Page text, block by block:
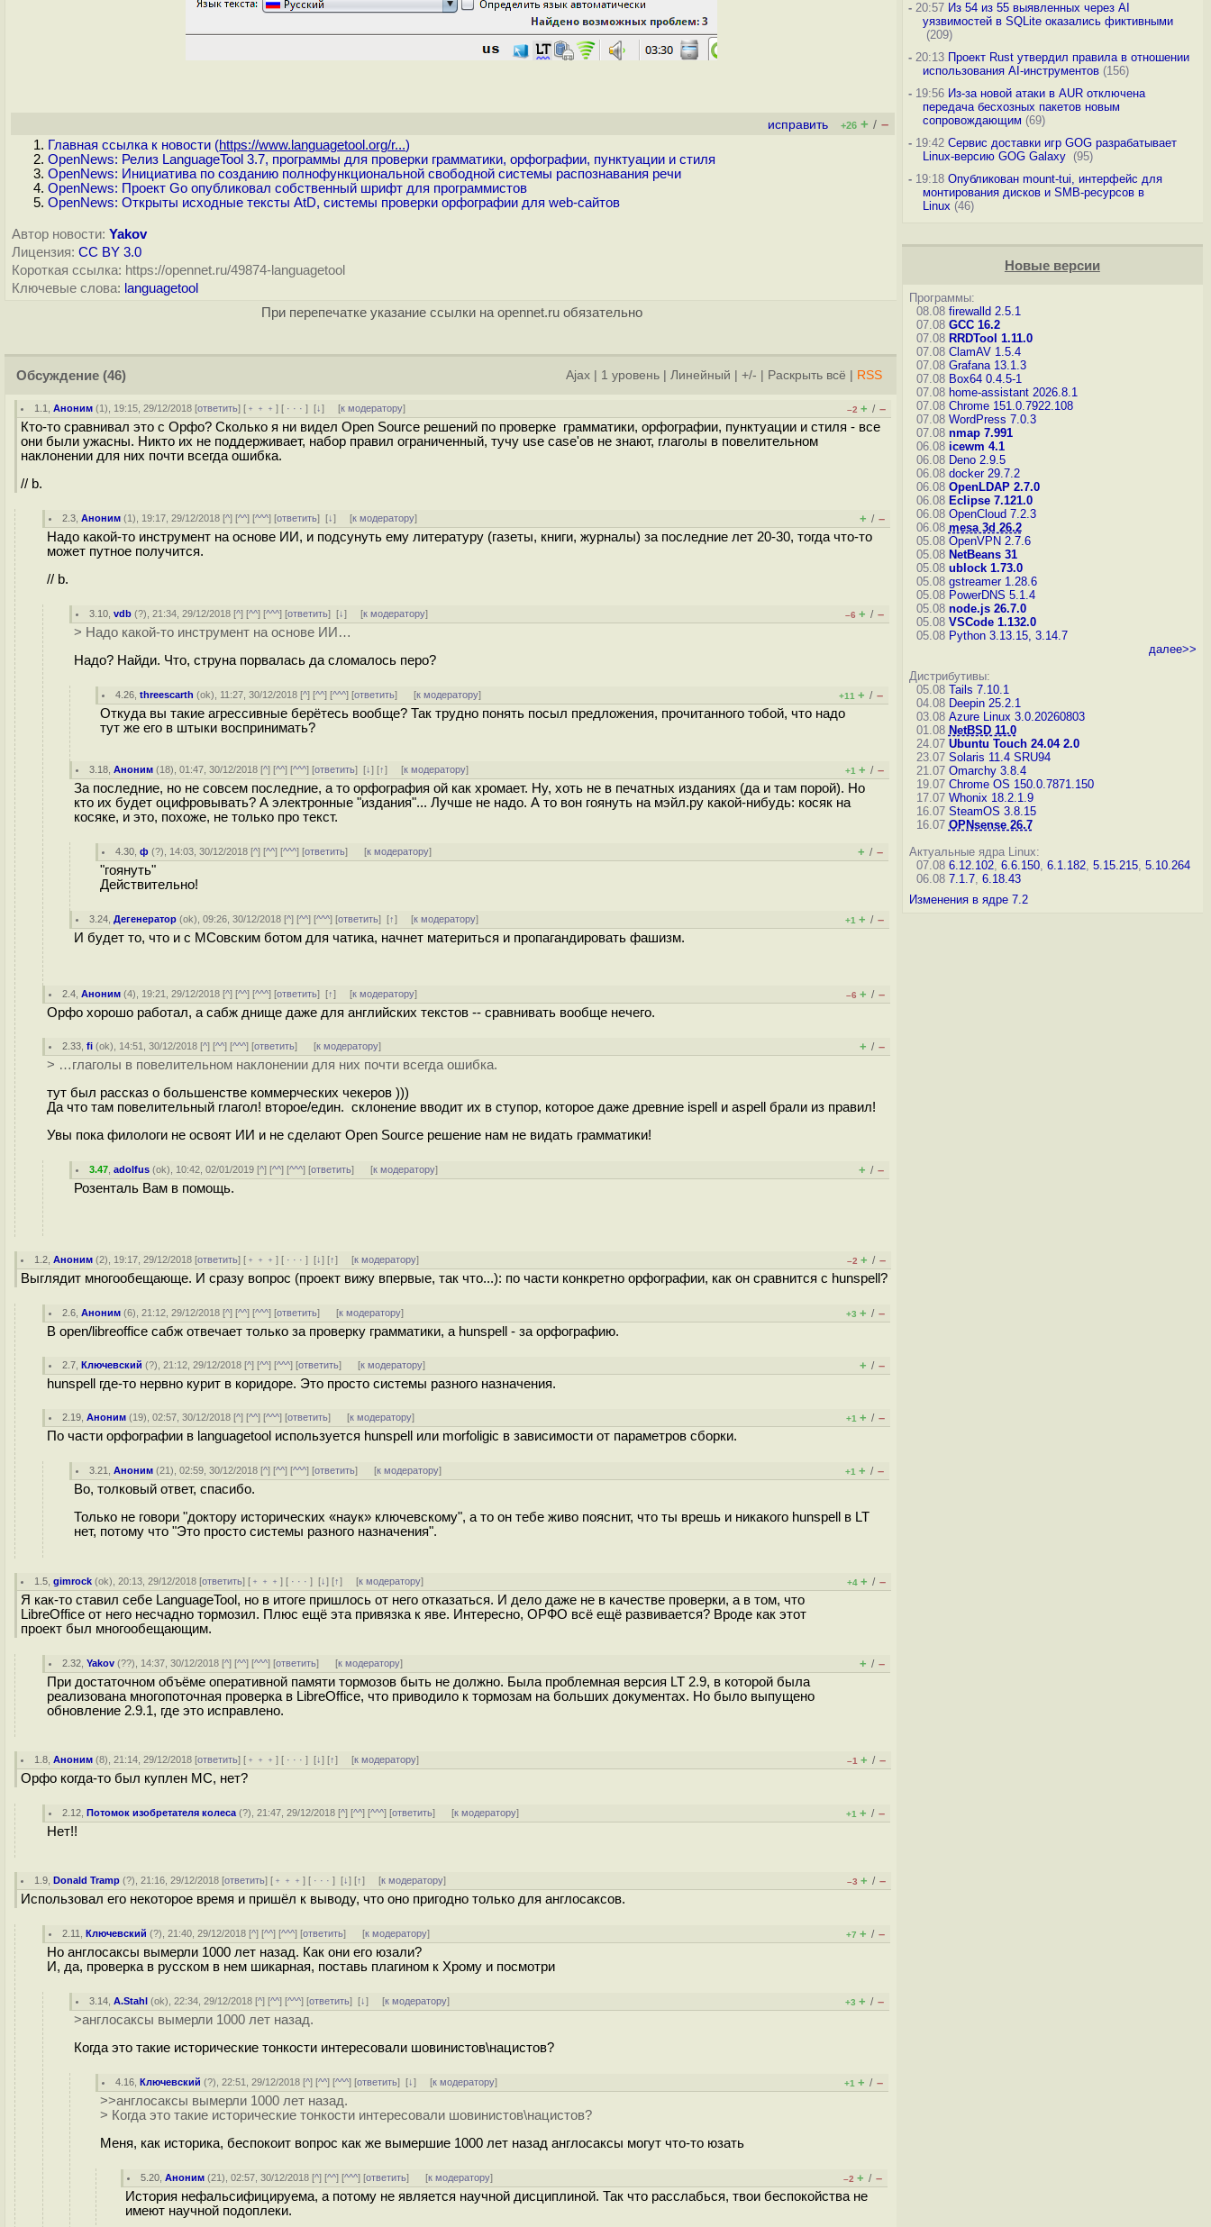
исправить +26 + / –
Главная ссылка к новости (https://www.languagetool.org/r...)
OpenNews: Релиз LanguageTool 3.7, программы для проверки грамматики, орфографии, пунктуации и стиля
OpenNews: Инициатива по созданию полнофункциональной свободной системы распознавания речи
OpenNews: Проект Go опубликовал собственный шрифт для программистов
OpenNews: Открыты исходные тексты AtD, системы проверки орфографии для web-сайтов
Автор новости: Yakov
Лицензия: CC BY 3.0
Короткая ссылка: https://opennet.ru/49874-languagetool
Ключевые слова: languagetool
При перепечатке указание ссылки на opennet.ru обязательно
Обсуждение (46) Ajax 1 уровень Линейный +/- Раскрыть всё RSS
1.1 ,Аноним (1), 19:15, 29/12/2018 [ответить] [ ﹢﹢﹢] [ · · ·][↓] [к модератору] –2 + / –
Кто-то сравнивал это с Орфо? Сколько я ни видел Open Source решений по проверке грамматики, орфографии, пунктуации и стиля - все
они были ужасны. Никто их не поддерживает, набор правил ограниченный, тучу use case'ов не знают, глаголы в повелительном
наклонении для них почти всегда ошибка.
// b.
2.3 ,Аноним (1), 19:17, 29/12/2018 [^] [^^] [^^^] [ответить][↓] [к модератору] + / –
Надо какой-то инструмент на основе ИИ, и подсунуть ему литературу (газеты, книги, журналы) за последние лет 20-30, тогда что-то
может путное получится.
// b.
3.10 ,vdb (?), 21:34, 29/12/2018 [^] [^^] [^^^] [ответить][↓] [к модератору] –6 + / –
> Надо какой-то инструмент на основе ИИ…
Надо? Найди. Что, струна порвалась да сломалось перо?
4.26 ,threescarth (ok), 11:27, 30/12/2018 [^] [^^] [^^^] [ответить] [к модератору] +11 + / –
Откуда вы такие агрессивные берётесь вообще? Так трудно понять посыл предложения, прочитанного тобой, что надо
тут же его в штыки воспринимать?
3.18 ,Аноним (18), 01:47, 30/12/2018 [^] [^^] [^^^] [ответить][↓] [↑] [к модератору] +1 + / –
За последние, но не совсем последние, а то орфография ой как хромает. Ну, хоть не в печатных изданиях (да и там порой). Но
кто их будет оцифровывать? А электронные "издания"... Лучше не надо. А то вон гоянуть на мэйл.ру какой-нибудь: косяк на
косяке, и это, похоже, не только про текст.
4.30 ,ф (?), 14:03, 30/12/2018 [^] [^^] [^^^] [ответить] [к модератору] + / –
"гоянуть"
Действительно!
3.24 ,Дегенератор (ok), 09:26, 30/12/2018 [^] [^^] [^^^] [ответить][↑] [к модератору] +1 + / –
И будет то, что и с МСовским ботом для чатика, начнет материться и пропагандировать фашизм.
2.4 ,Аноним (4), 19:21, 29/12/2018 [^] [^^] [^^^] [ответить][↑] [к модератору] –6 + / –
Орфо хорошо работал, а сабж днище даже для английских текстов -- сравнивать вообще нечего.
2.33 ,fi (ok), 14:51, 30/12/2018 [^] [^^] [^^^] [ответить] [к модератору] + / –
> …глаголы в повелительном наклонении для них почти всегда ошибка.
тут был рассказ о большенстве коммерческих чекеров )))
Да что там повелительный глагол! второе/един. склонение вводит их в ступор, которое даже древние ispell и aspell брали из правил!
Увы пока филологи не освоят ИИ и не сделают Open Source решение нам не видать грамматики!
3.47 ,adolfus (ok), 10:42, 02/01/2019 [^] [^^] [^^^] [ответить] [к модератору] + / –
Розенталь Вам в помощь.
1.2 ,Аноним (2), 19:17, 29/12/2018 [ответить] [ ﹢﹢﹢] [ · · ·][↓] [↑] [к модератору] –2 + / –
Выглядит многообещающе. И сразу вопрос (проект вижу впервые, так что...): по части конкретно орфографии, как он сравнится с hunspell?
2.6 ,Аноним (6), 21:12, 29/12/2018 [^] [^^] [^^^] [ответить] [к модератору] +3 + / –
В open/libreoffice сабж отвечает только за проверку грамматики, а hunspell - за орфографию.
2.7 ,Ключевский (?), 21:12, 29/12/2018 [^] [^^] [^^^] [ответить] [к модератору] + / –
hunspell где-то нервно курит в коридоре. Это просто системы разного назначения.
2.19 ,Аноним (19), 02:57, 30/12/2018 [^] [^^] [^^^] [ответить] [к модератору] +1 + / –
По части орфографии в languagetool используется hunspell или morfoligic в зависимости от параметров сборки.
3.21 ,Аноним (21), 02:59, 30/12/2018 [^] [^^] [^^^] [ответить] [к модератору] +1 + / –
Во, толковый ответ, спасибо.
Только не говори "доктору исторических «наук» ключевскому", а то он тебе живо пояснит, что ты врешь и никакого hunspell в LT
нет, потому что "Это просто системы разного назначения".
1.5 ,gimrock (ok), 20:13, 29/12/2018 [ответить] [ ﹢﹢﹢] [ · · ·][↓] [↑] [к модератору] +4 + / –
Я как-то ставил себе LanguageTool, но в итоге пришлось от него отказаться. И дело даже не в качестве проверки, а в том, что
LibreOffice от него несчадно тормозил. Плюс ещё эта привязка к яве. Интересно, ОРФО всё ещё развивается? Вроде как этот
проект был многообещающим.
2.32 ,Yakov (??), 14:37, 30/12/2018 [^] [^^] [^^^] [ответить] [к модератору] + / –
При достаточном объёме оперативной памяти тормозов быть не должно. Была проблемная версия LT 2.9, в которой была
реализована многопоточная проверка в LibreOffice, что приводило к тормозам на больших документах. Но было выпущено
обновление 2.9.1, где это исправлено.
1.8 ,Аноним (8), 21:14, 29/12/2018 [ответить] [ ﹢﹢﹢] [ · · ·][↓] [↑] [к модератору] –1 + / –
Орфо когда-то был куплен МС, нет?
2.12 ,Потомок изобретателя колеса (?), 21:47, 29/12/2018 [^] [^^] [^^^] [ответить] [к модератору] +1 + / –
Нет!!
1.9 ,Donald Tramp (?), 21:16, 29/12/2018 [ответить] [ ﹢﹢﹢] [ · · ·][↓] [↑] [к модератору] –3 + / –
Использовал его некоторое время и пришёл к выводу, что оно пригодно только для англосаксов.
2.11 ,Ключевский (?), 21:40, 29/12/2018 [^] [^^] [^^^] [ответить] [к модератору] +7 + / –
Но англосаксы вымерли 1000 лет назад. Как они его юзали?
И, да, проверка в русском в нем шикарная, поставь плагином к Хрому и посмотри
3.14 ,A.Stahl (ok), 22:34, 29/12/2018 [^] [^^] [^^^] [ответить][↓] [к модератору] +3 + / –
>англосаксы вымерли 1000 лет назад.
Когда это такие исторические тонкости интересовали шовинистов\нацистов?
4.16 ,Ключевский (?), 22:51, 29/12/2018 [^] [^^] [^^^] [ответить][↓] [к модератору] +1 + / –
>>англосаксы вымерли 1000 лет назад.
> Когда это такие исторические тонкости интересовали шовинистов\нацистов?
Меня, как историка, беспокоит вопрос как же вымершие 1000 лет назад англосаксы могут что-то юзать
5.20 ,Аноним (21), 02:57, 30/12/2018 [^] [^^] [^^^] [ответить] [к модератору] –2 + / –
История нефальсифицируема, а потому не является научной дисциплиной. Так что расслабься, твои беспокойства не
имеют научной подоплеки.
-20:57 Из 54 из 55 выявленных через AI
уязвимостей в SQLite оказались фиктивными
(209)
-20:13 Проект Rust утвердил правила в отношении
использования AI-инструментов(156)
-19:56 Из-за новой атаки в AUR отключена
передача бесхозных пакетов новым
сопровождающим (69)
-19:42 Сервис доставки игр GOG разрабатывает
Linux-версию GOG Galaxy (95)
-19:18 Опубликован mount-tui, интерфейс для
монтирования дисков и SMB-ресурсов в
Linux (46)
Новые версии
Программы:
08.08 firewalld 2.5.1
07.08 GCC 16.2
07.08 RRDTool 1.11.0
07.08 ClamAV 1.5.4
07.08 Grafana 13.1.3
07.08 Box64 0.4.5-1
07.08 home-assistant 2026.8.1
07.08 Chrome 151.0.7922.108
07.08 WordPress 7.0.3
07.08 nmap 7.991
06.08 icewm 4.1
06.08 Deno 2.9.5
06.08 docker 29.7.2
06.08 OpenLDAP 2.7.0
06.08 Eclipse 7.121.0
06.08 OpenCloud 7.2.3
06.08 mesa 3d 26.2
05.08 OpenVPN 2.7.6
05.08 NetBeans 31
05.08 ublock 1.73.0
05.08 gstreamer 1.28.6
05.08 PowerDNS 5.1.4
05.08 node.js 26.7.0
05.08 VSCode 1.132.0
05.08 Python 3.13.15, 3.14.7
далее>>
Дистрибутивы:
05.08 Tails 7.10.1
04.08 Deepin 25.2.1
03.08 Azure Linux 3.0.20260803
01.08 NetBSD 11.0
24.07 Ubuntu Touch 24.04 2.0
23.07 Solaris 11.4 SRU94
21.07 Omarchy 3.8.4
19.07 Chrome OS 150.0.7871.150
17.07 Whonix 18.2.1.9
16.07 SteamOS 3.8.15
16.07 OPNsense 26.7
Актуальные ядра Linux:
07.08 6.12.102, 6.6.150, 6.1.182, 5.15.215, 5.10.264
06.08 7.1.7, 6.18.43
Изменения в ядре 7.2